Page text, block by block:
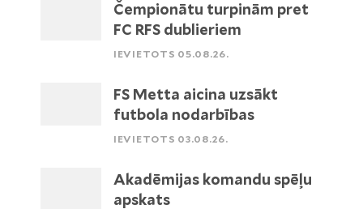
Čempionātu turpinām pret
FC RFS dublieriem
IEVIETOTS 05.08.26.
FS Metta aicina uzsākt
futbola nodarbības
IEVIETOTS 03.08.26.
Akadēmijas komandu spēļu
apskats